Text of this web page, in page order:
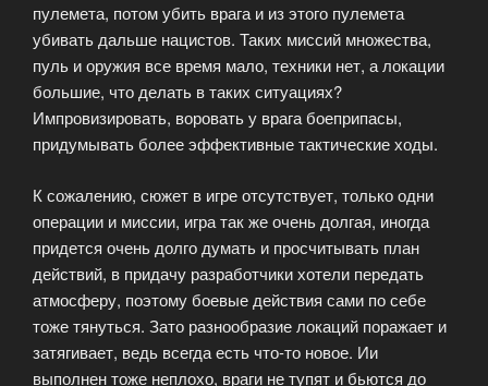
пулемета, потом убить врага и из этого пулемета
убивать дальше нацистов. Таких миссий множества,
пуль и оружия все время мало, техники нет, а локации
большие, что делать в таких ситуациях?
Импровизировать, воровать у врага боеприпасы,
придумывать более эффективные тактические ходы.
К сожалению, сюжет в игре отсутствует, только одни
операции и миссии, игра так же очень долгая, иногда
придется очень долго думать и просчитывать план
действий, в придачу разработчики хотели передать
атмосферу, поэтому боевые действия сами по себе
тоже тянуться. Зато разнообразие локаций поражает и
затягивает, ведь всегда есть что-то новое. Ии
выполнен тоже неплохо, враги не тупят и бьются до